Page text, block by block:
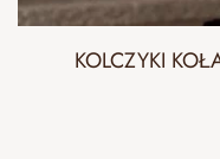
KOLCZYKI